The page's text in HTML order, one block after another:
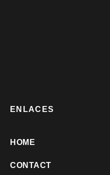
ENLACES
HOME
CONTACT